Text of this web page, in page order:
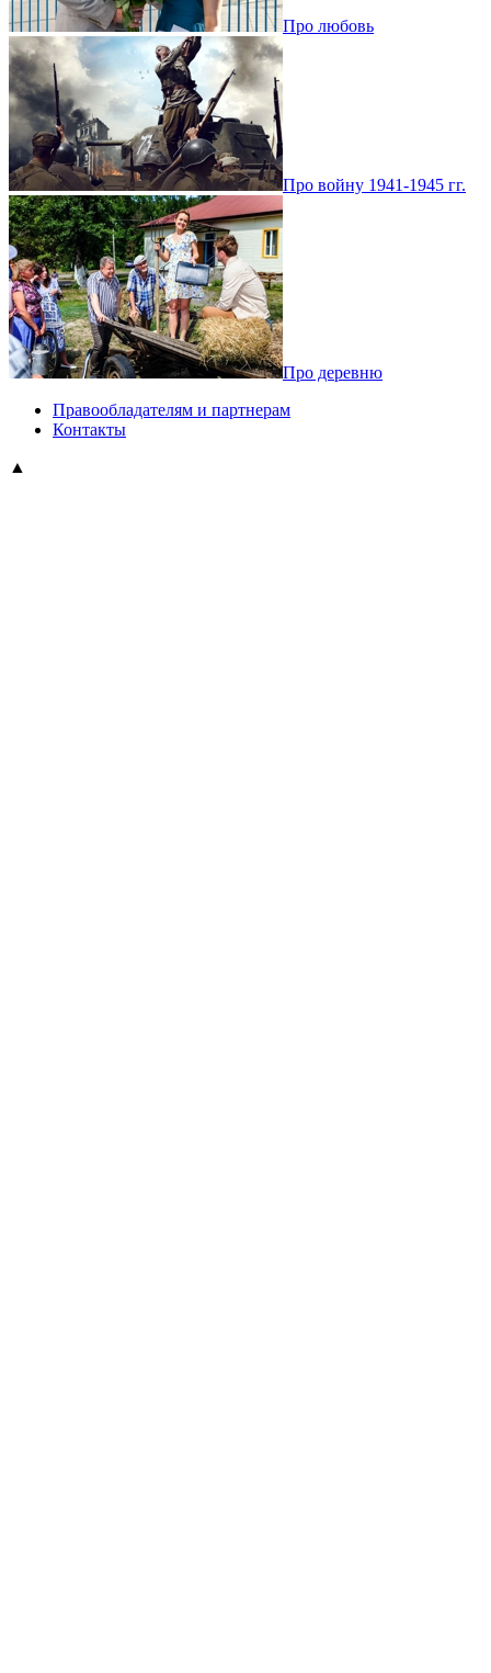
Про любовь
Про войну 1941-1945 гг.
Про деревню
Правообладателям и партнерам
Контакты
▲